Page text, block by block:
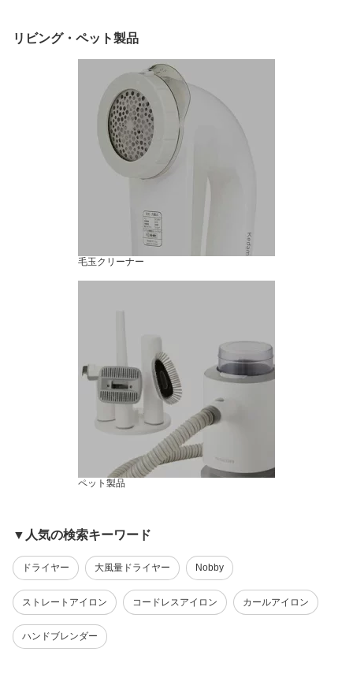
リビング・ペット製品
毛玉クリーナー
ペット製品
▼人気の検索キーワード
ドライヤー 大風量ドライヤー Nobby
ストレートアイロン コードレスアイロン カールアイロン
ハンドブレンダー